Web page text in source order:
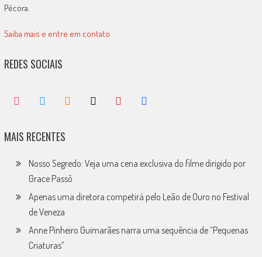
Pécora.
Saiba mais e entre em contato
REDES SOCIAIS
MAIS RECENTES
Nosso Segredo: Veja uma cena exclusiva do filme dirigido por
Grace Passô
Apenas uma diretora competirá pelo Leão de Ouro no Festival
de Veneza
Anne Pinheiro Guimarães narra uma sequência de “Pequenas
Criaturas”